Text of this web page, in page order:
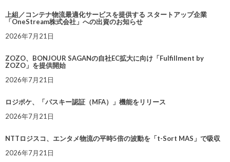
上組／コンテナ物流最適化サービスを提供する スタートアップ企業
「OneStream株式会社」への出資のお知らせ
2026年7月21日
ZOZO、BONJOUR SAGANの自社EC拡大に向け「Fulfillment by
ZOZO」を提供開始
2026年7月21日
ロジポケ、「パスキー認証（MFA）」機能をリリース
2026年7月21日
NTTロジスコ、エンタメ物流の平時5倍の波動を「t-Sort MAS」で吸収
2026年7月21日